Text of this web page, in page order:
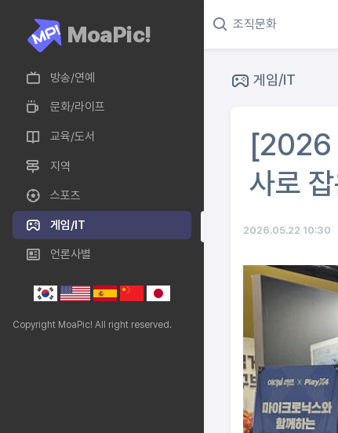
MoaPic!
방송/연예
문화/라이프
교육/도서
지역
스포츠
게임/IT
언론사별
Copyright MoaPic! All right reserved.
게임/IT
[2026
사로
2026.05.22 10:30